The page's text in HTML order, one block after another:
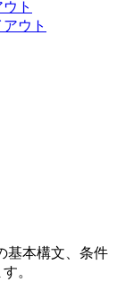
ト
ウト
基本構文、条件
。